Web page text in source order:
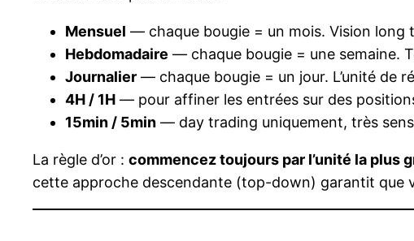
Mensuel — chaque bougie = un mois. Vision long
Hebdomadaire — chaque bougie = une semaine.
Journalier — chaque bougie = un jour. L’unité de
4H / 1H — pour affiner les entrées sur des
15min / 5min — day trading uniquement, très
La règle d’or : commencez toujours par l’unité la plus
cette approche descendante (top-down) garantit que